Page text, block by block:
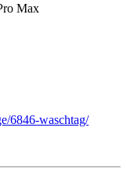
Max
6846-waschtag/